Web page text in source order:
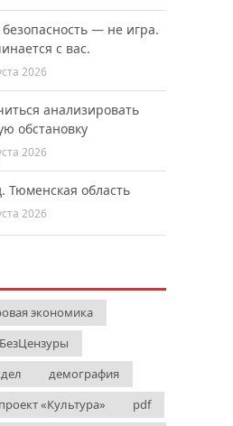
безопасность — не игра.
с вас.
2026
анализировать
обстановку
2026
Тюменская область
2026
экономика
демография
«Культура»
pdf